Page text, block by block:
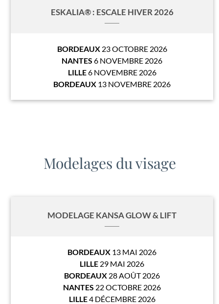
ESKALIA® : ESCALE HIVER 2026
BORDEAUX 23 OCTOBRE 2026
NANTES 6 NOVEMBRE 2026
LILLE6 NOVEMBRE 2026
BORDEAUX 13 NOVEMBRE 2026
Modelages du visage
MODELAGE KANSA GLOW & LIFT
BORDEAUX 13 MAI 2026
LILLE 29 MAI 2026
BORDEAUX 28 AOÛT 2026
NANTES 22 OCTOBRE 2026
LILLE4 DÉCEMBRE 2026